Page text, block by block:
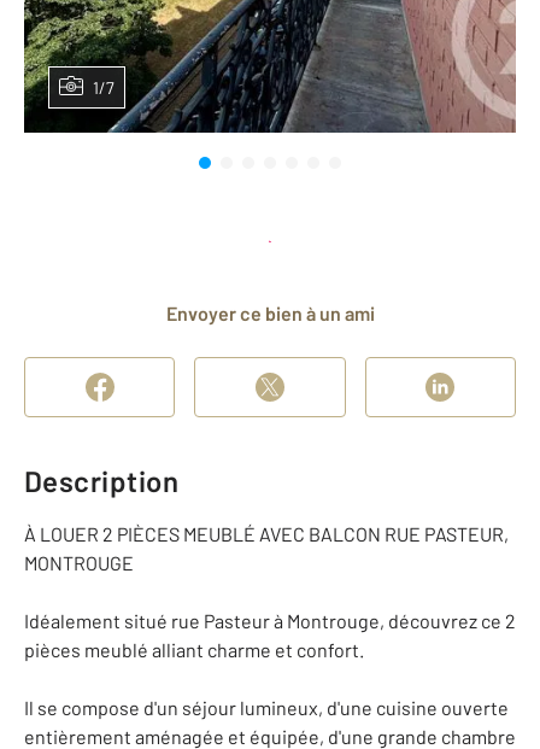
1/7
Envoyer ce bien à un ami
Description
À LOUER 2 PIÈCES MEUBLÉ AVEC BALCON RUE PASTEUR,
MONTROUGE
Idéalement situé rue Pasteur à Montrouge, découvrez ce 2
pièces meublé alliant charme et confort.
Il se compose d'un séjour lumineux, d'une cuisine ouverte
entièrement aménagée et équipée, d'une grande chambre